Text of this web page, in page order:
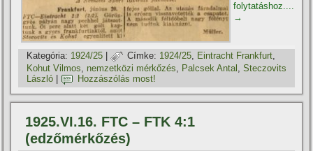
folytatáshoz....
→
Kategória: 1924/25 | Címke: 1924/25, Eintracht Frankfurt,
Kohut Vilmos
nemzetközi mérkőzés Palcsek Antal ,Steczovits
László
Hozzászólás most!
1925.VI.16. FTC – FTK 4:1
(edzőmérkőzés)